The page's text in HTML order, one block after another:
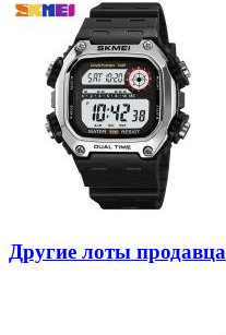
Другие лоты продавца